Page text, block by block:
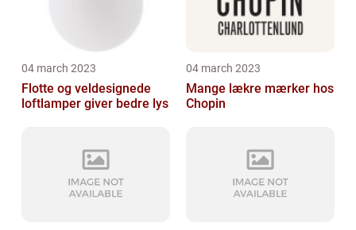
04 march 2023
Flotte og veldesignede
loftlamper giver bedre lys
04 march 2023
Mange lækre mærker hos
Chopin